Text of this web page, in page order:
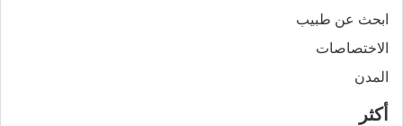
ابحث عن طبيب
الاختصاصات
المدن
أكثر